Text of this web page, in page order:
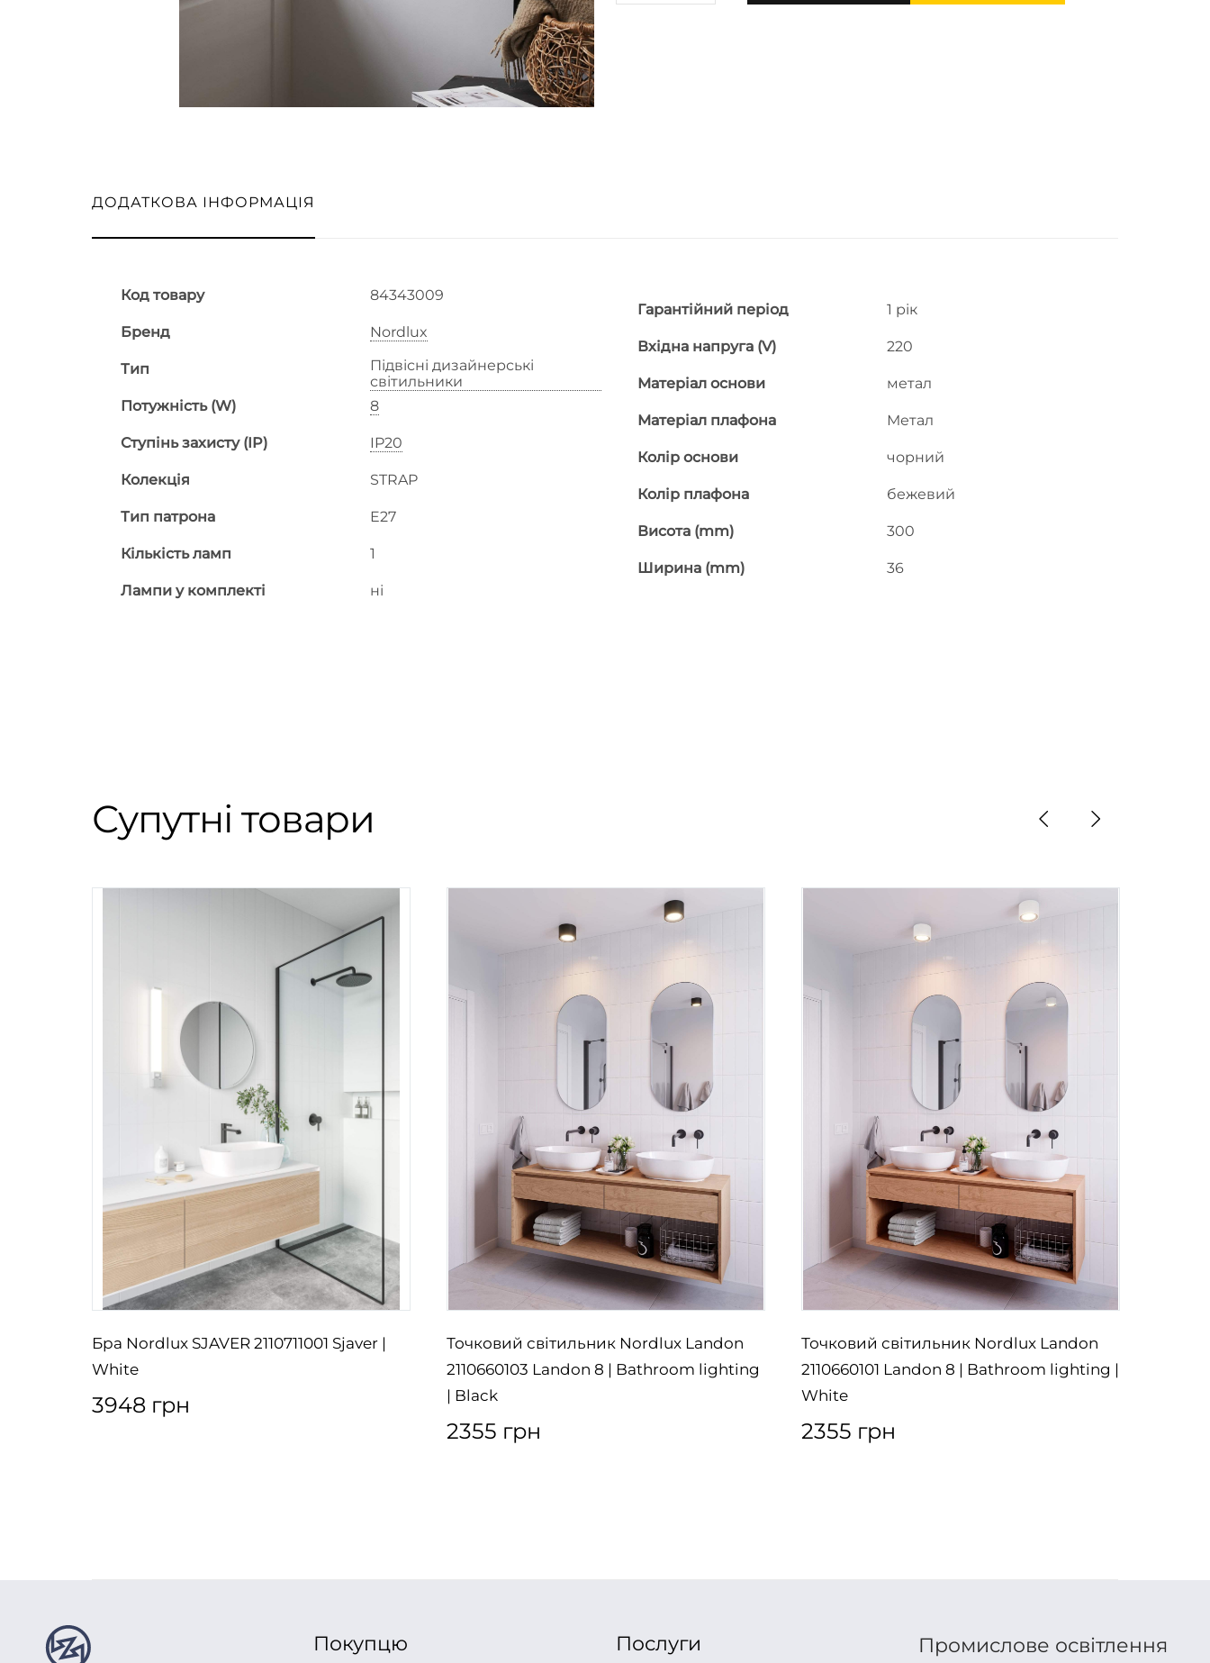
ДОДАТКОВА ІНФОРМАЦІЯ
Код товару 84343009
Бренд Nordlux
Тип
Підвісні дизайнерські
світильники
Потужність (W)
8
Ступінь захисту (IP) IP20
Колекція STRAP
Тип патрона E27
Кількість ламп 1
Лампи у комплекті ні
Гарантійний період 1 рік
Вхідна напруга (V) 220
Матеріал основи метал
Матеріал плафона Метал
Колір основи чорний
Колір плафона бежевий
Висота (mm) 300
Ширина (mm) 36
Супутні товари
Бра Nordlux SJAVER 2110711001 Sjaver |
White
3948 грн
Точковий світильник Nordlux Landon
2110660103 Landon 8 | Bathroom lighting
| Black
2355 грн
Точковий світильник Nordlux Landon
2110660101 Landon 8 | Bathroom lighting |
White
2355 грн
Покупцю Послуги Промислове освітлення